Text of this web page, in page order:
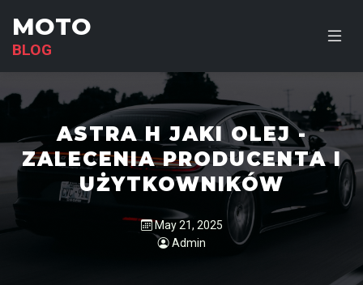
MOTO
BLOG
ASTRA H JAKI OLEJ -
ZALECENIA PRODUCENTA I
UŻYTKOWNIKÓW
May 21, 2025
Admin